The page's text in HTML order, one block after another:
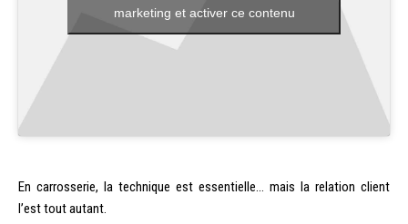
marketing et activer ce contenu
En carrosserie, la technique est essentielle… mais la relation client
l’est tout autant.